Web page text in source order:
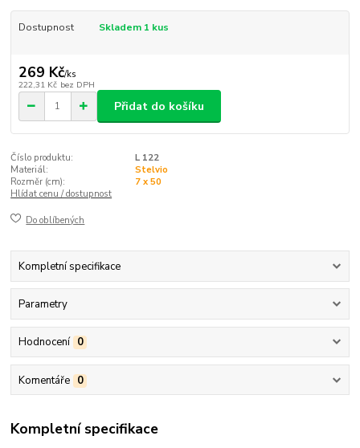
Dostupnost Skladem 1 kus
269 Kč/ks
222,31 Kč bez DPH
Přidat do košíku
Číslo produktu:
L 122
Materiál:
Stelvio
Rozměr (cm):
7 x 50
Hlídat cenu / dostupnost
Do oblíbených
Kompletní specifikace
Parametry
Hodnocení 0
Komentáře 0
Kompletní specifikace